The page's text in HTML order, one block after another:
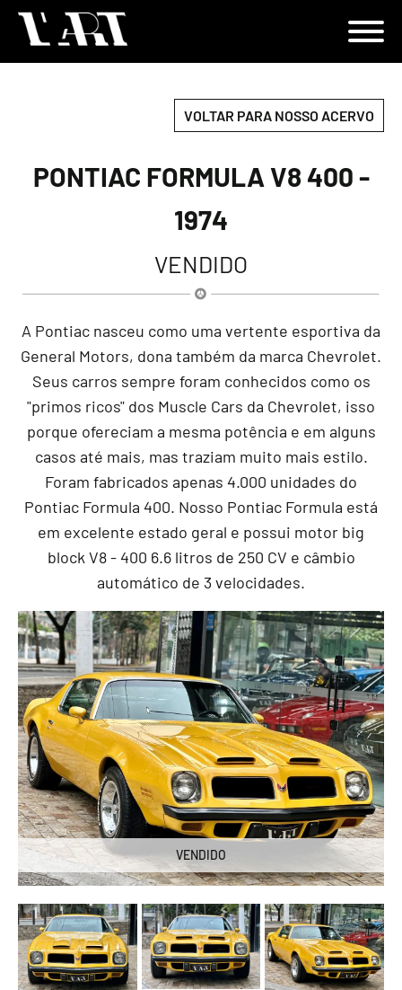
VOLTAR PARA NOSSO ACERVO
PONTIAC FORMULA V8 400 -
1974
VENDIDO
A Pontiac nasceu como uma vertente esportiva da
General Motors, dona também da marca Chevrolet.
Seus carros sempre foram conhecidos como os
"primos ricos" dos Muscle Cars da Chevrolet, isso
porque ofereciam a mesma potência e em alguns
casos até mais, mas traziam muito mais estilo.
Foram fabricados apenas 4.000 unidades do
Pontiac Formula 400. Nosso Pontiac Formula está
em excelente estado geral e possui motor big
block V8 - 400 6.6 litros de 250 CV e câmbio
automático de 3 velocidades.
VENDIDO